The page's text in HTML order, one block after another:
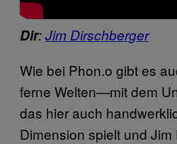
Dir:Jim Dirschberger
Wie bei Phon.o gibt es
ferne Welten—mit dem
das hier auch
Dimension spielt und